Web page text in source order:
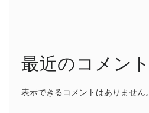
最近のコメント
表示できるコメントはありません。